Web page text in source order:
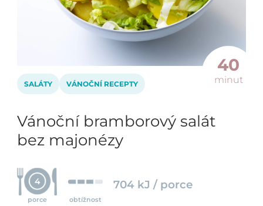
40
minut
SALÁTY VÁNOČNÍ RECEPTY
Vánoční bramborový salát
bez majonézy
4
porce obtížnost
704 kJ / porce